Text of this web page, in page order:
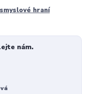
hraní
nám.